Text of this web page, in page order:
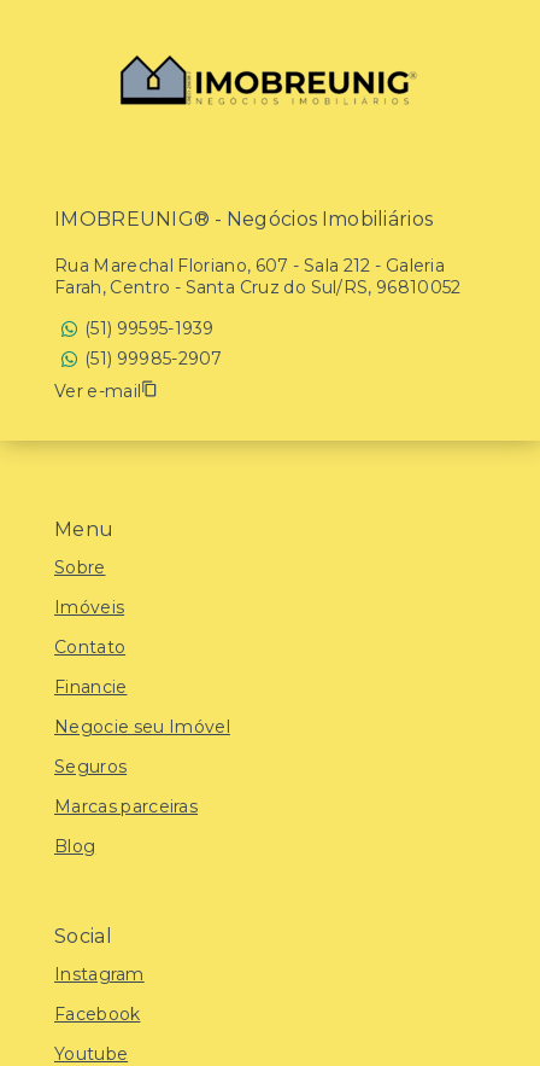
Menu
Sobre
Imóveis
Contato
Financie
Negocie seu Imóvel
Seguros
Marcas parceiras
Blog
Social
Instagram
Facebook
Youtube
IMOBREUNIG® - Negócios Imobiliários
Rua Marechal Floriano, 607 - Sala 212 - Galeria
Farah, Centro - Santa Cruz do Sul/RS, 96810052
(51) 99595-1939
(51) 99985-2907
Ver e-mail